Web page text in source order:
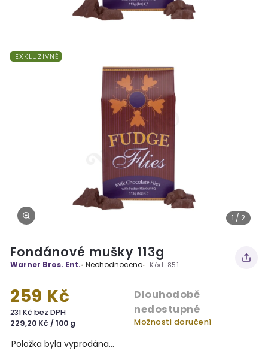
EXKLUZIVNĚ
1 / 2
Fondánové mušky 113g
Warner Bros. Ent. Neohodnoceno Kód: 851
259 Kč
231 Kč bez DPH
229,20 Kč / 100 g
Dlouhodobě
nedostupné
Možnosti doručení
Položka byla vyprodána…